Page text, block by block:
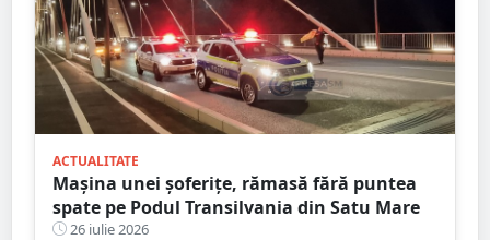
ACTUALITATE
Mașina unei șoferițe, rămasă fără puntea
spate pe Podul Transilvania din Satu Mare
26 iulie 2026